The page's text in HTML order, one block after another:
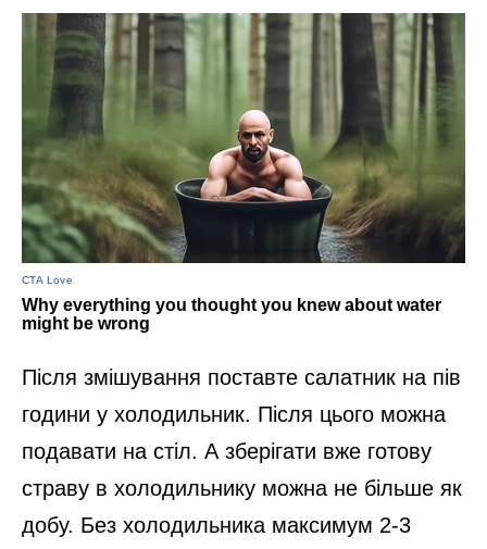
Після змішування поставте салатник на пів
години у холодильник. Після цього можна
подавати на стіл. А зберігати вже готову
страву в холодильнику можна не більше як
добу. Без холодильника максимум 2-3